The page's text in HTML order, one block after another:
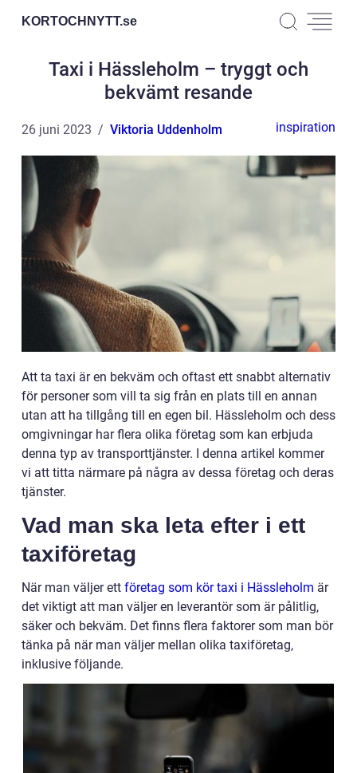
KORTOCHNYTT.se
Taxi i Hässleholm – tryggt och
bekvämt resande
26 juni 2023 Viktoria Uddenholm inspiration
Att ta taxi är en bekväm och oftast ett snabbt alternativ
för personer som vill ta sig från en plats till en annan
utan att ha tillgång till en egen bil. Hässleholm och dess
omgivningar har flera olika företag som kan erbjuda
denna typ av transporttjänster. I denna artikel kommer
vi att titta närmare på några av dessa företag och deras
tjänster.
Vad man ska leta efter i ett
taxiföretag
När man väljer ett företag som kör taxi i Hässleholm är
det viktigt att man väljer en leverantör som är pålitlig,
säker och bekväm. Det finns flera faktorer som man bör
tänka på när man väljer mellan olika taxiföretag,
inklusive följande.